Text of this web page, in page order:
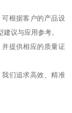
根据客户的产品设
议与应用参考。
提供相应的质量证
们追求高效、精准